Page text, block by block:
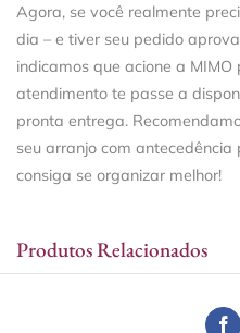
Agora, se você realmente
dia – e tiver seu pedido
indicamos que acione a MIMO
atendimento te passe a
pronta entrega.
seu arranjo com
consiga se organizar melhor!
Produtos Relacionados